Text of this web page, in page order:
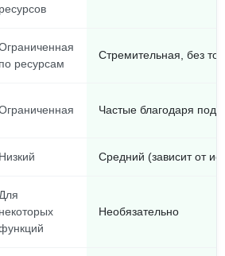
ресурсов
по ресурсам
Стремительная, без
Частые благодаря
Низкий Средний (зависит от
Для
некоторых
Необязательно